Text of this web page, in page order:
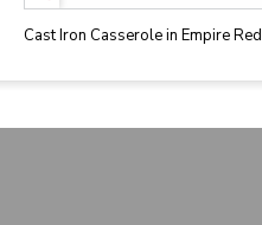
Cast Iron Casserole in Empire Red